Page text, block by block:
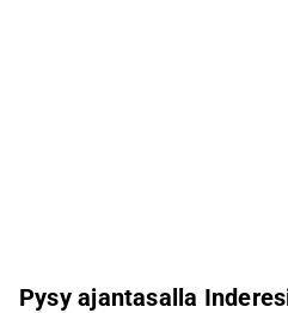
Pysy ajantasalla